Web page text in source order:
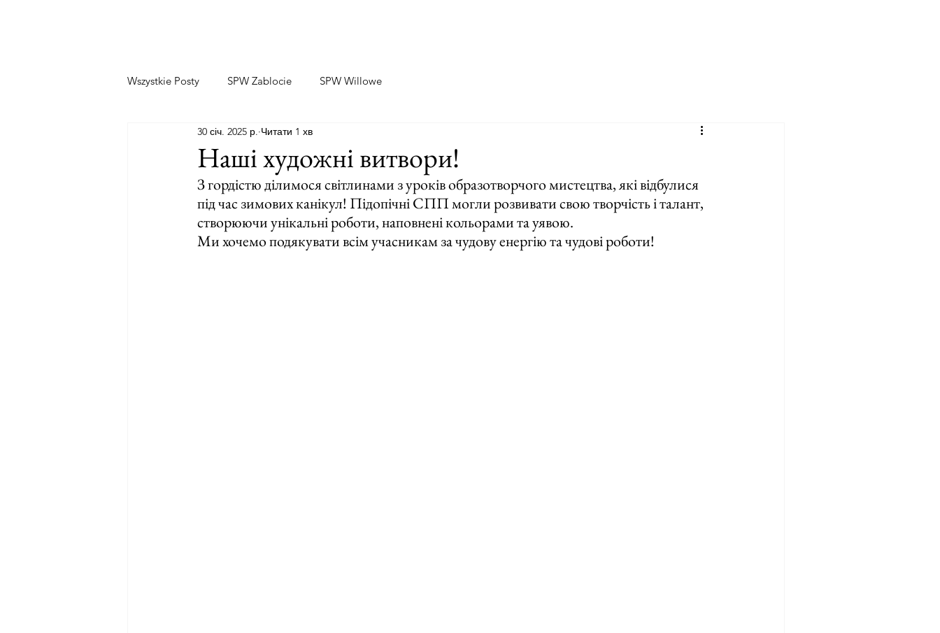
Wszystkie Posty SPW Zablocie SPW Willowe
Наші художні витвори!
30 січ. 2025 р. Читати 1 хв
З гордістю ділимося світлинами з уроків образотворчого мистецтва, які відбулися
під час зимових канікул! Підопічні СПП могли розвивати свою творчість і талант,
створюючи унікальні роботи, наповнені кольорами та уявою.
Ми хочемо подякувати всім учасникам за чудову енергію та чудові роботи!